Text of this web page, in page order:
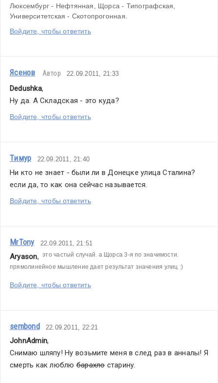
Люксембург - Нефтянная, Щорса - Типографская,
Университетская - Скотопрогонная.
Войдите, чтобы ответить
Ясенов Автор 22.09.2011, 21:33
Dedushka,
Ну да. А Складская - это куда?
Войдите, чтобы ответить
Тимур 22.09.2011, 21:40
Ни кто не знает - были ли в Донецке улица Сталина?
если да, то как она сейчас называется.
Войдите, чтобы ответить
MrTony 22.09.2011, 21:51
Aryason, это частый случай. а Щорса 3-я по значимости.
прямолинейное мышление дает результат значения улиц :)
Войдите, чтобы ответить
sembond 22.09.2011, 22:21
JohnAdmin,
Снимаю шляпу! Ну возьмите меня в след раз в анналы! Я
смерть как люблю барахло старину.